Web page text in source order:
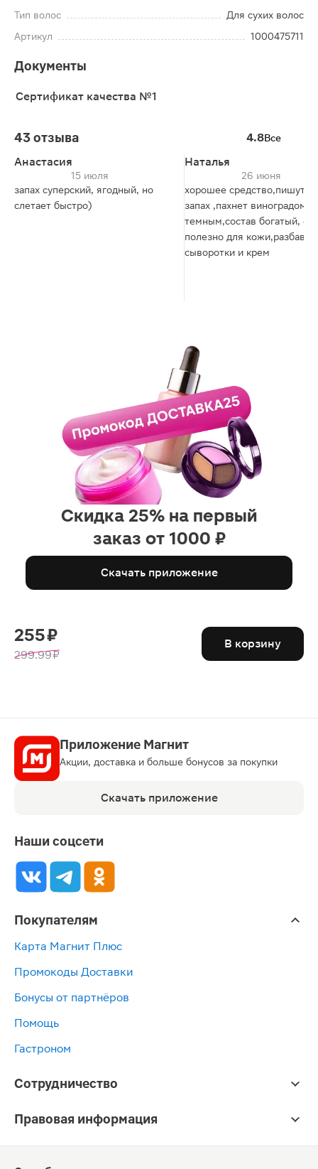
Тип волос
Для сухих волос
Артикул
1000475711
Документы
Сертификат качества №1
43 отзыва 4.8Все
Анастасия
15 июля
запах суперский, ягодный, но
слетает быстро)
Наталья
26 июня
хорошее средство,пишут
запах ,пахнет виноградом
темным,состав богатый,
полезно для
сыворотки и крем
Скидка 25% на первый
заказ от 1000 ₽
Скачать приложение
255 ₽
299.99 ₽
В корзину
Приложение Магнит
Акции, доставка и больше бонусов за покупки
Скачать приложение
Наши соцсети
Покупателям
Карта Магнит Плюс
Промокоды Доставки
Бонусы от партнёров
Помощь
Гастроном
Сотрудничество
Правовая информация